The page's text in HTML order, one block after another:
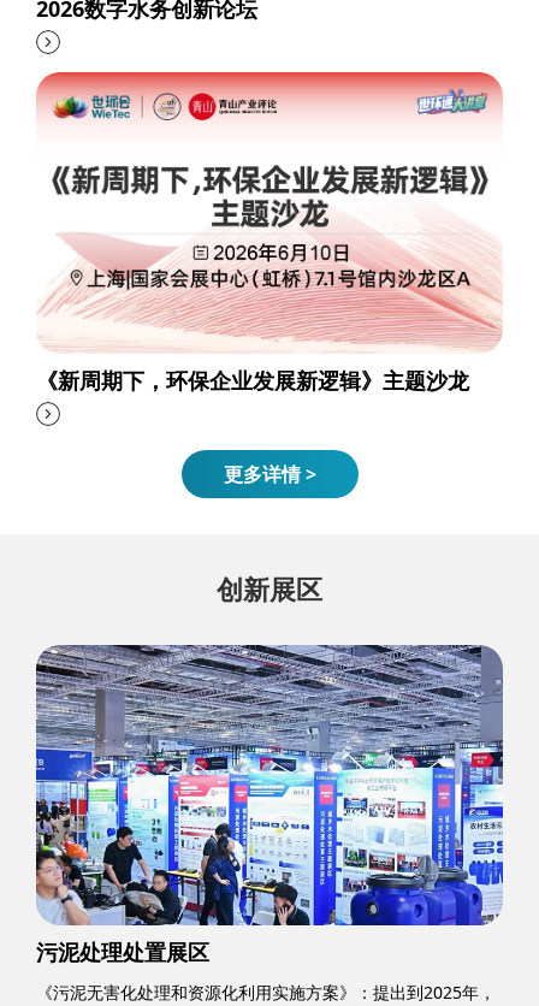
2026数字水务创新论坛
《新周期下，环保企业发展新逻辑》主题沙龙
更多详情 >
创新展区
污泥处理处置展区
《污泥无害化处理和资源化利用实施方案》：提出到2025年，